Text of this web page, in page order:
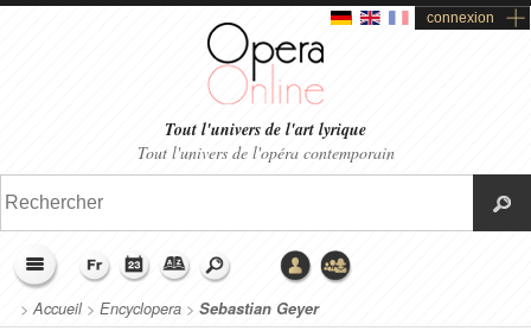
connexion
Tout l'univers de l'art lyrique
Tout l'univers de l'opéra contemporain
>Accueil> Encyclopera > Sebastian Geyer